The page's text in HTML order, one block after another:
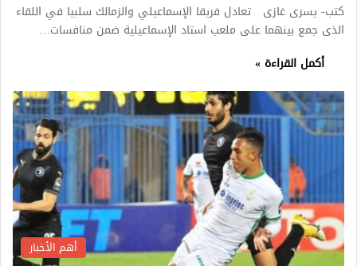
كتب- يسرى غازى تعادل فريقا الإسماعيلي والزمالك سلبيا في اللقاء
الذى جمع بينهما على ملعب استاد الإسماعيلية ضمن منافسات…
أكمل القراءة »
أهم الأخبار